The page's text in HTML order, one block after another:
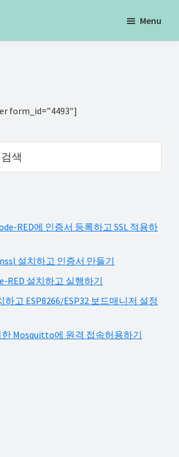
Menu
form_id=”4493″]
RED에 인증서 등록하고 SSL 적용하
설치하고 인증서 만들기
RED 설치하고 실행하기
하고 ESP8266/ESP32 보드매니저 설정
Mosquitto에 원격 접속허용하기